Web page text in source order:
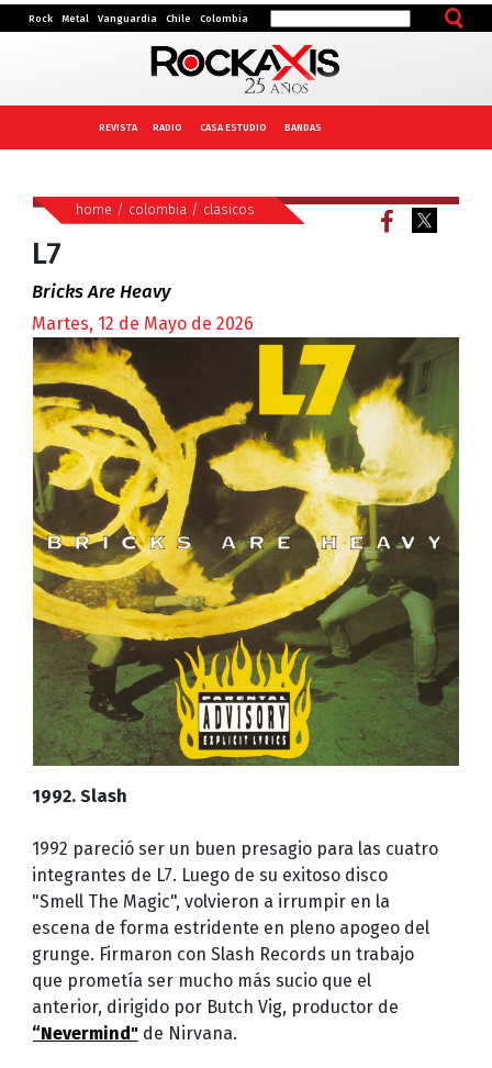
Rock Metal Vanguardia Chile Colombia
REVISTA RADIO CASA ESTUDIO BANDAS
home / colombia / clasicos
L7
Bricks Are Heavy
Martes, 12 de Mayo de 2026
1992. Slash
1992 pareció ser un buen presagio para las cuatro
integrantes de L7. Luego de su exitoso disco
"Smell The Magic", volvieron a irrumpir en la
escena de forma estridente en pleno apogeo del
grunge. Firmaron con Slash Records un trabajo
que prometía ser mucho más sucio que el
anterior, dirigido por Butch Vig, productor de
“Nevermind"de Nirvana.